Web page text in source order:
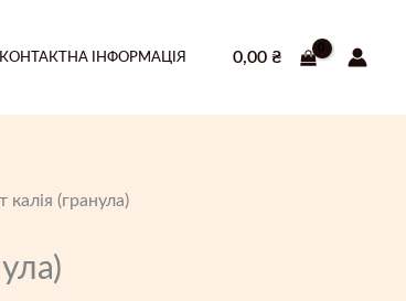
КОНТАКТНА ІНФОРМАЦІЯ 0,00 ₴
калія (гранула)